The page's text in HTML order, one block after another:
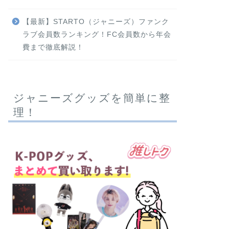
【最新】STARTO（ジャニーズ）ファンク
ラブ会員数ランキング！FC会員数から年会
費まで徹底解説！
ジャニーズグッズを簡単に整
理！